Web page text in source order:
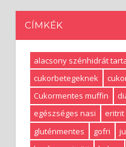
CÍMKÉK
alacsony szénhidrát
cukorbetegeknek
Cukormentes muffin
egészséges nasi
eritrit
gluténmentes
gofri